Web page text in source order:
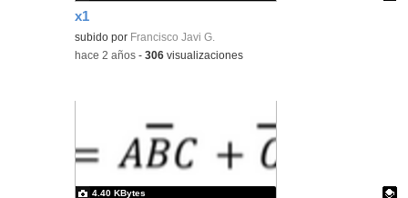
x1
Contenido educativo.
subido por Francisco Javi G.
-hace 2 años -306 visualizaciones
4.40 KBytes